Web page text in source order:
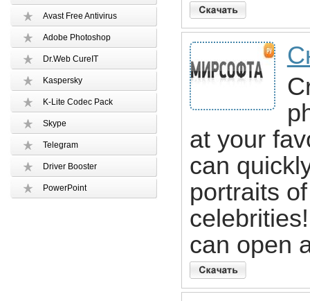
Avast Free Antivirus
Adobe Photoshop
Dr.Web CureIT
Kaspersky
K-Lite Codec Pack
Skype
Telegram
Driver Booster
PowerPoint
at your
can
portraits
can open